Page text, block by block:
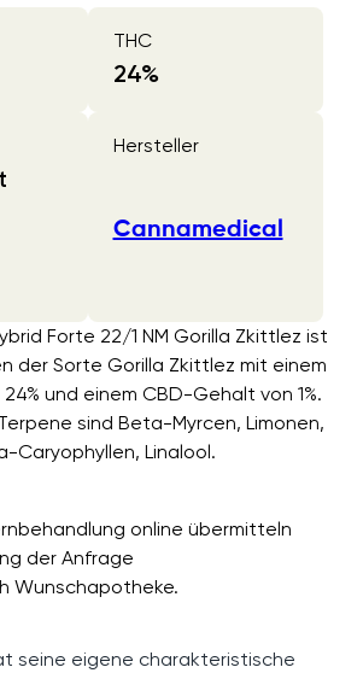
THC
24%
Hersteller
Cannamedical
Forte 22/1 NM Gorilla Zkittlez ist
der Sorte Gorilla Zkittlez mit einem
und einem CBD-Gehalt von 1%.
sind Beta-Myrcen, Limonen,
Caryophyllen, Linalool.
online übermitteln
der Anfrage
Wunschapotheke.
seine eigene charakteristische